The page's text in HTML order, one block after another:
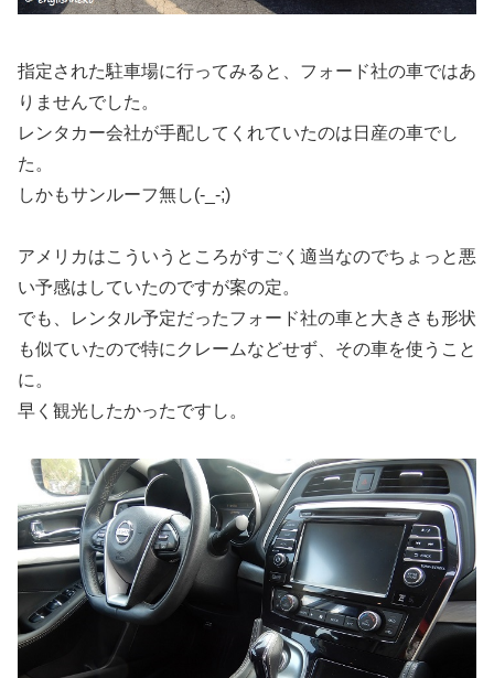
指定された駐車場に行ってみると、 フォード社の車ではあ
りませんでした 。
レンタカー会社が手配してくれていたのは日産の車でし
た。
しかもサンルーフ無し(-_-;)
アメリカはこういうところがすごく適当なのでちょっと悪
い予感はしていたのですが案の定。
でも、レンタル予定だったフォード社の車と大きさも形状
も似ていたので特にクレームなどせず、その車を使うこと
に。
早く観光したかったですし。